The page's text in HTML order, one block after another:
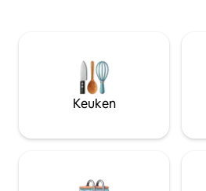
perfecte verblijf, met gemakkelijke
toegang tot MIA+FLL en een diep
zoutwaterzwembad, dus je kunt
ontspannen en genieten! >De
SPRAKELOOS!<
Keuken